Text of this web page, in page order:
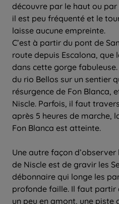
découvre par le haut ou
il est peu fréquenté et le
laisse aucune empreinte.
C’est à partir du pont de
route depuis Escalona, que
dans cette gorge
du rio Bellos sur un sentier
résurgence de Fon Blanca,
Niscle. Parfois, il faut
après 5 heures de marche,
Fon Blanca est atteinte.
Une autre façon
de Niscle est de gravir les
débonnaire qui longe les
profonde faille. Il faut partir
un peu en amont, une piste